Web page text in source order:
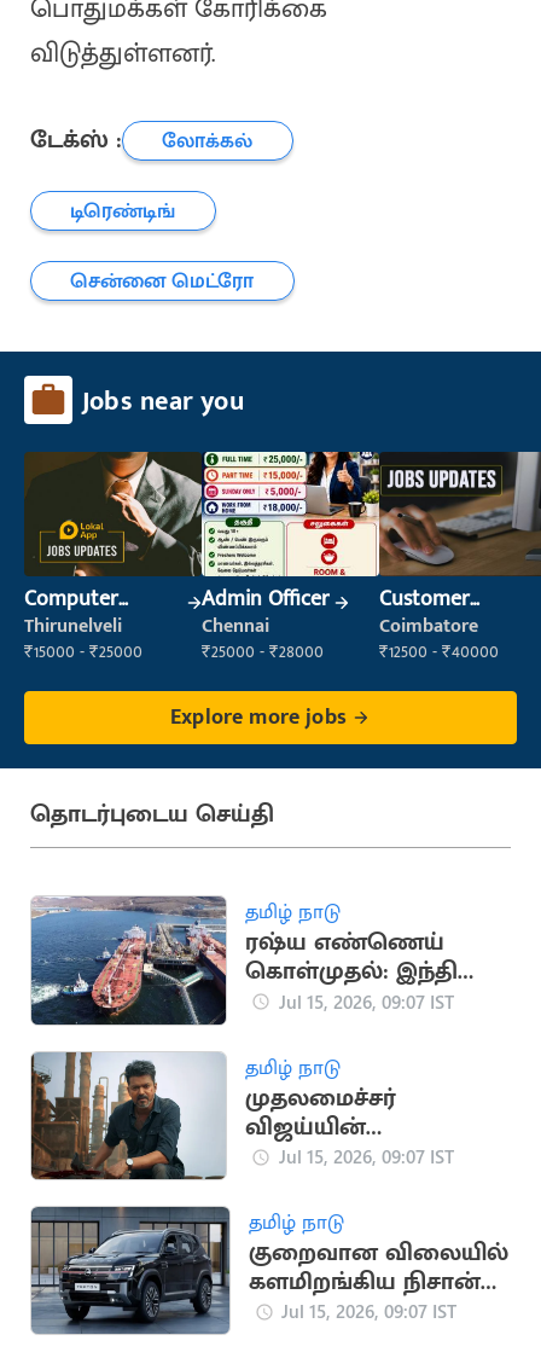
பொதுமக்கள் கோரிக்கை
விடுத்துள்ளனர்.
டேக்ஸ் :
லோக்கல்
டிரெண்டிங்
சென்னை மெட்ரோ
Jobs near you
Computer
Operator
Thirunelveli
₹15000 - ₹25000
Admin Officer
Chennai
₹25000 - ₹28000
Customer
Support Officer
Coimbatore
₹12500 - ₹40000
Explore more jobs
தொடர்புடைய செய்தி
தமிழ் நாடு
ரஷ்ய எண்ணெய்
கொள்முதல்: இந்தியா
மீது கூடுதல் வரி
Jul 15, 2026, 09:07 IST
தமிழ் நாடு
முதலமைச்சர்
விஜய்யின்
'ஜனநாயகன்' ரிலீஸ்
Jul 15, 2026, 09:07 IST
தமிழ் நாடு
குறைவான விலையில்
களமிறங்கிய நிசான்
நிறுவன கார்
Jul 15, 2026, 09:07 IST